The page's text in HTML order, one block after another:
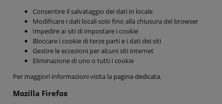
Consentire il salvataggio dei dati in locale
Modificare i dati locali solo fino alla chiusura del browser
Impedire ai siti di impostare i cookie
Bloccare i cookie di terze parti e i dati dei siti
Gestire le eccezioni per alcuni siti internet
Eliminazione di uno o tutti i cookie
Per maggiori informazioni visita la pagina dedicata.
Mozilla Firefox